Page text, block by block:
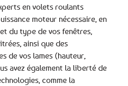
en volets roulants
moteur nécessaire, en
du type de vos fenêtres,
ainsi que des
de vos lames (hauteur,
avez également la liberté de
comme la